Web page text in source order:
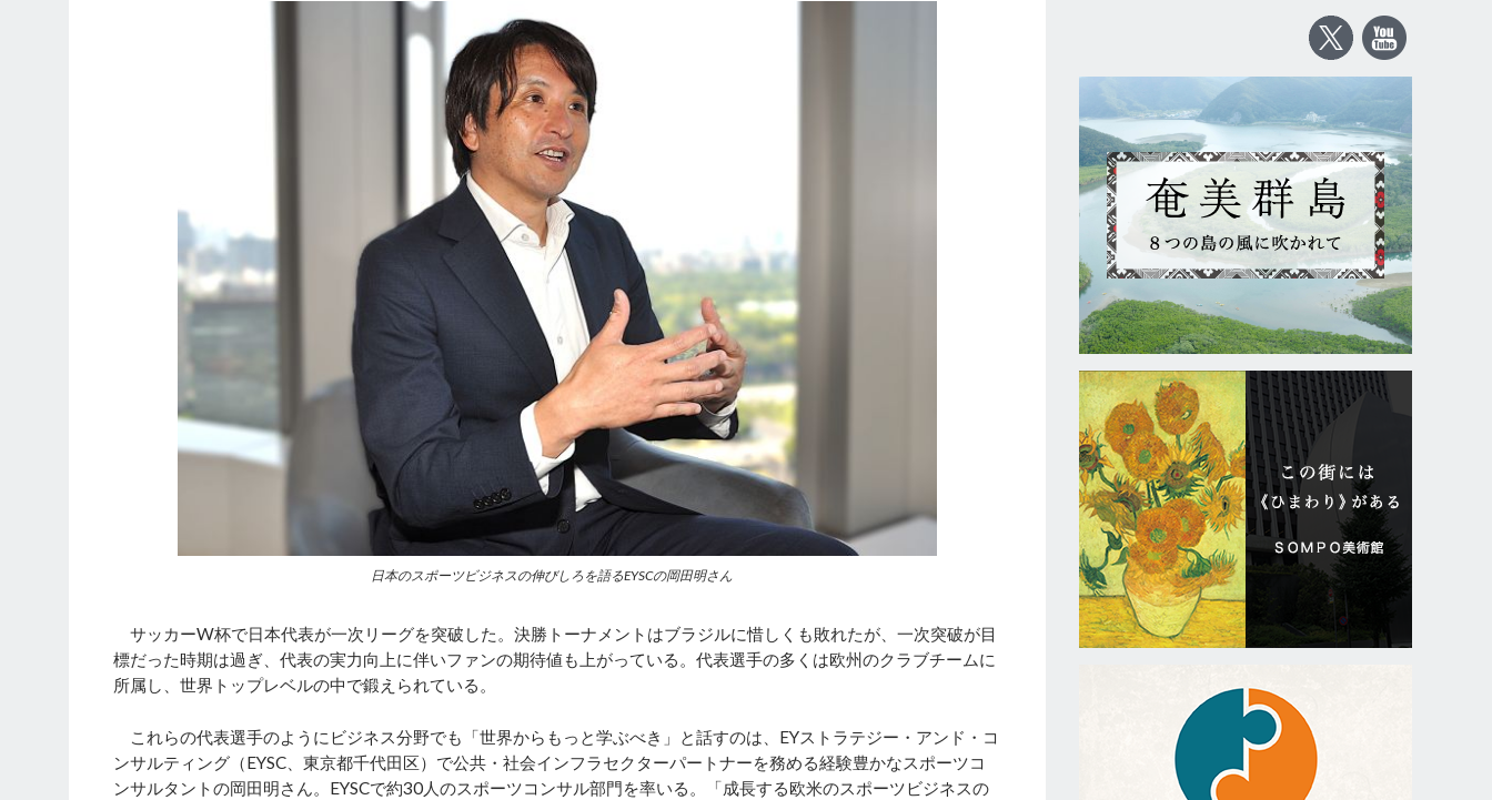
日本のスポーツビジネスの伸びしろを語るEYSCの岡田明さん
サッカーW杯で日本代表が一次リーグを突破した。決勝トーナメントはブラジルに惜しくも敗れたが、一次突破が目
標だった時期は過ぎ、代表の実力向上に伴いファンの期待値も上がっている。代表選手の多くは欧州のクラブチームに
所属し、世界トップレベルの中で鍛えられている。
これらの代表選手のようにビジネス分野でも「世界からもっと学ぶべき」と話すのは、EYストラテジー・アンド・コ
ンサルティング（EYSC、東京都千代田区）で公共・社会インフラセクターパートナーを務める経験豊かなスポーツコ
ンサルタントの岡田明さん。EYSCで約30人のスポーツコンサル部門を率いる。「成長する欧米のスポーツビジネスの